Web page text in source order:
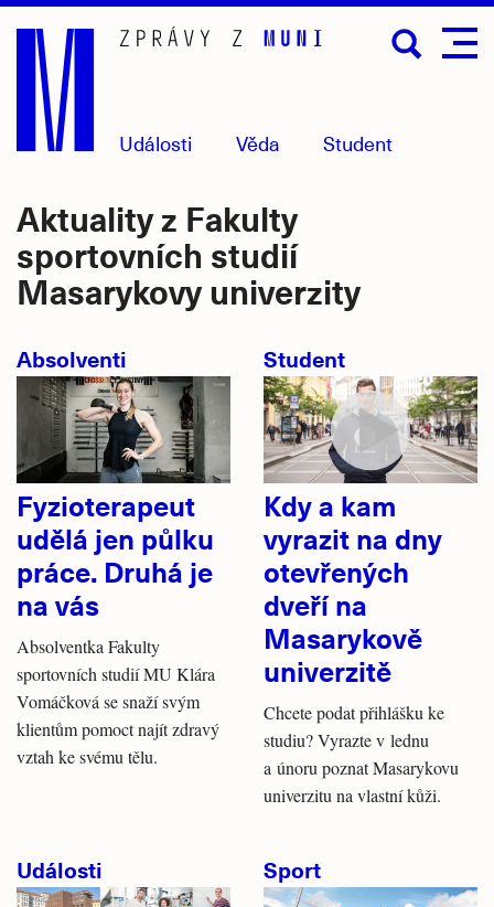
Přejít
hlavní
obsah
Události Věda Student
Aktuality z Fakulty
sportovních studií
Masarykovy univerzity
Absolventi
Fyzioterapeut
udělá jen půlku
práce. Druhá je
na vás
Absolventka Fakulty
sportovních studií MU Klára
Vomáčková se snaží svým
klientům pomoct najít zdravý
vztah ke svému tělu.
Student
Kdy a kam
vyrazit na dny
otevřených
dveří na
Masarykově
univerzitě
Chcete podat přihlášku ke
studiu? Vyrazte v lednu
a únoru poznat Masarykovu
univerzitu na vlastní kůži.
Události Sport